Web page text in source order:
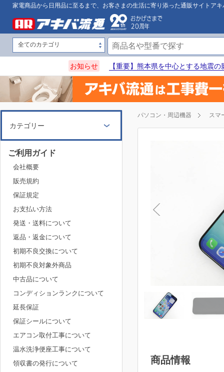
家電商品から日用品に至るまで、お客さまの生活に寄り添った通販サイトアキ
お知らせ 【重要】熊本県を中心とする地震
パソコン・周辺機器 スマ
商品情報
カテゴリー
ご利用ガイド
会社概要
販売規約
保証規定
お支払い方法
発送・送料について
返品・返金について
初期不良交換について
初期不良対象外商品
中古品について
コンディションランクについて
延長保証
保証シールについて
エアコン取付工事について
温水洗浄便座工事について
領収書の発行について